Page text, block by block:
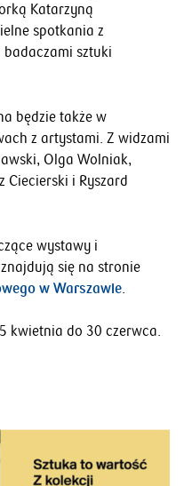
Katarzyną
spotkania z
sztuki
będzie także w
z artystami. Z widzami
Olga Wolniak,
Ciecierski i Ryszard
wystawy i
się na stronie
w Warszawie.
kwietnia do 30 czerwca.